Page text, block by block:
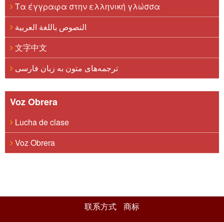
Τα έγγραφα στην ελληνική γλώσσα
النصوص باللغة العربية
文字中文
ترجمه‌های متون به زبان فارسی
Voz Obrera
Lucha de clase
Voz Obrera
联系方式 商标